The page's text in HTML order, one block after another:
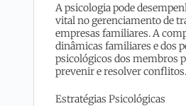
A psicologia pode
vital no gerenciamento de
empresas familiares. A
dinâmicas familiares e dos
psicológicos dos membros
prevenir e resolver conflitos.
Estratégias Psicológicas